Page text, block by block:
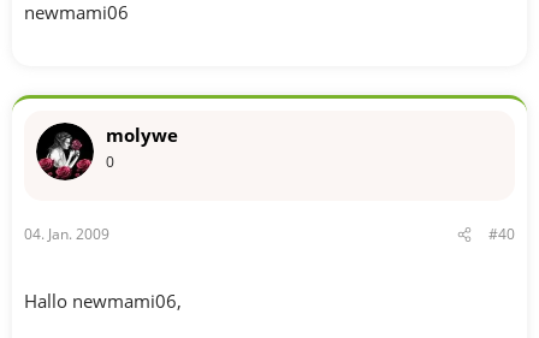
newmami06
molywe
0
04. Jan. 2009 #40
Hallo newmami06,